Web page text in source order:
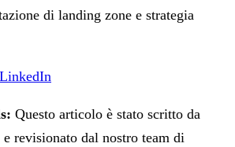
di landing zone e strategia
LinkedIn
Questo articolo è stato scritto da
revisionato dal nostro team di